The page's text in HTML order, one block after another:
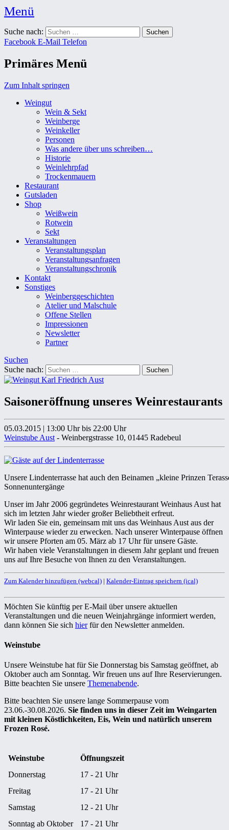
Menü
Weingut Karl Friedrich Aust
Das Weingut im Herzen der Radebeuler Oberlößnitz
Suche nach:
Facebook E-Mail Telefon
Primäres Menü
Zum Inhalt springen
Weingut
Wein & Sekt
Weinberge
Weinkeller
Personen
Was andere über uns schreiben…
Historie
Weinlehrpfad
Trockenmauern
Restaurant
Gutsladen
Shop
Weißwein
Rotwein
Sekt
Veranstaltungen
Veranstaltungsplan
Veranstaltungsanfragen
Veranstaltungschronik
Kontakt
Sonstiges
Weinberggeschichten
Atelier und Malschule
Offene Stellen
Impressionen
Newsletter
Partner
Suchen
Suche nach:
Saisoneröffnung unseres Weinrestaurants
05.03.2015 | 13:00 Uhr bis 22:00 Uhr
Weinstube Aust - Weinbergstrasse 10, 01445 Radebeul
Unsere Lindenterrasse hat auch den Beinamen „kleine Prinzen
Sonnenuntergänge
Unser im Jahr 2006 gegründetes Weinrestaurant Weinhaus Aust hat
sich im letzten Jahr wieder großer Beliebtheit erfreut.
Wir laden Sie ein, gemeinsam mit uns das Weinhaus Aust aus der
Winterpause wieder zu erwecken. Nach unserer Winterpause öffnen
wir unsere Pforten am 05. März ab 17 Uhr für unsere Gäste.
Wir haben viele Veranstaltungen in diesem Jahr geplant und freuen
uns auf Ihre Besuche von Ihnen zu den Veranstaltungen.
Zum Kalender hinzufügen (webcal) | Kalender-Eintrag speichern (ical)
Möchten Sie künftig per E-Mail über unsere aktuellen
Veranstaltungen und die neuen Weinjahrgänge informiert werden,
dann können Sie sich hierfür den Newsletter anmelden.
Weinstube
Unsere Weinstube hat für Sie Donnerstag bis Samstag geöffnet, ab
Oktober auch am Sonntag. Wir freuen uns auf Ihre Reservierungen.
Bitte beachten Sie unsere Themenabende.
Bitte beachten Sie unsere lange Sommerpause vom
23.06.-30.08.2026. Sie finden uns in dieser Zeit im Weingarten
mit kleinen Köstlichkeiten, Eis, Wein und natürlich unserem
Frozen Rosé.
Weinstube
Öffnungszeit
Donnerstag
17 - 21 Uhr
Freitag
17 - 21 Uhr
Samstag
12 - 21 Uhr
Sonntag ab Oktober
17 - 21 Uhr